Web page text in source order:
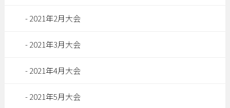
2021年2月大会
2021年3月大会
2021年4月大会
2021年5月大会